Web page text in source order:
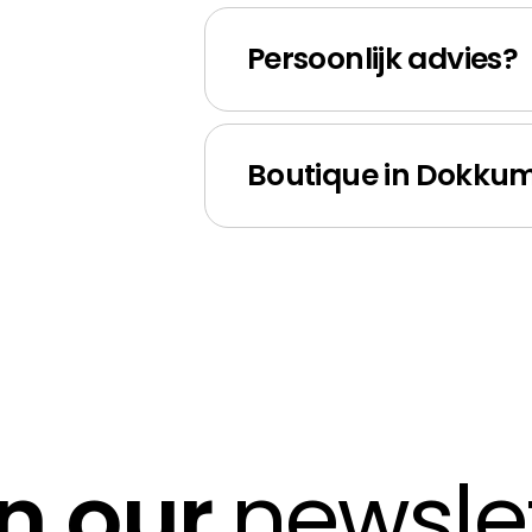
Persoonlijk advies?
Boutique in